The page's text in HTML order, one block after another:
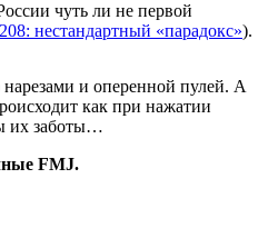
чуть ли не первой
нестандартный «парадокс»).
и оперенной пулей. А
как при нажатии
их заботы…
FMJ.